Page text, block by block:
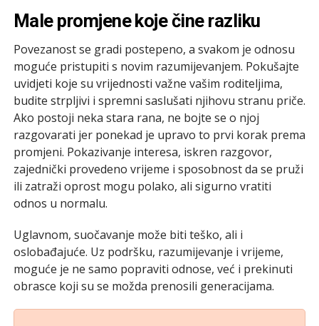
Male promjene koje čine razliku
Povezanost se gradi postepeno, a svakom je odnosu
moguće pristupiti s novim razumijevanjem. Pokušajte
uvidjeti koje su vrijednosti važne vašim roditeljima,
budite strpljivi i spremni saslušati njihovu stranu priče.
Ako postoji neka stara rana, ne bojte se o njoj
razgovarati jer ponekad je upravo to prvi korak prema
promjeni. Pokazivanje interesa, iskren razgovor,
zajednički provedeno vrijeme i sposobnost da se pruži
ili zatraži oprost mogu polako, ali sigurno vratiti
odnos u normalu.
Uglavnom, suočavanje može biti teško, ali i
oslobađajuće. Uz podršku, razumijevanje i vrijeme,
moguće je ne samo popraviti odnose, već i prekinuti
obrasce koji su se možda prenosili generacijama.